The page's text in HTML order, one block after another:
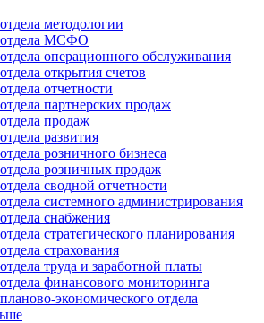
методологии
отдела МСФО
операционного обслуживания
открытия счетов
отчетности
партнерских продаж
продаж
развития
розничного бизнеса
розничных продаж
сводной отчетности
системного администрирования
снабжения
стратегического планирования
страхования
труда и заработной платы
финансового мониторинга
экономического отдела